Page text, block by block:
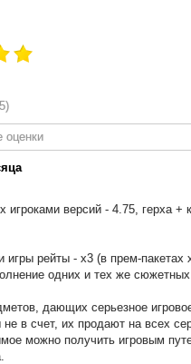
оценки
версий - 4.75, герха +
рейты - х3 (в прем-пакетах
одних и тех же сюжетных
дающих серьезное
в счет, их продают на всех
можно получить игровым